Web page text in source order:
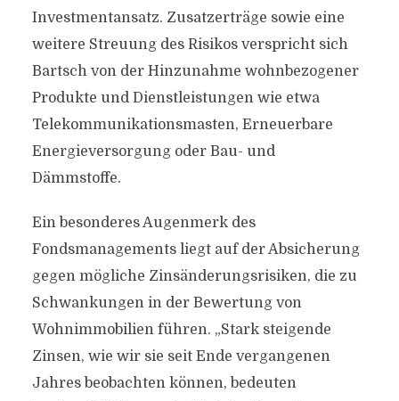
Investmentansatz. Zusatzerträge sowie eine
weitere Streuung des Risikos verspricht sich
Bartsch von der Hinzunahme wohnbezogener
Produkte und Dienstleistungen wie etwa
Telekommunikationsmasten, Erneuerbare
Energieversorgung oder Bau- und
Dämmstoffe.
Ein besonderes Augenmerk des
Fondsmanagements liegt auf der Absicherung
gegen mögliche Zinsänderungsrisiken, die zu
Schwankungen in der Bewertung von
Wohnimmobilien führen. „Stark steigende
Zinsen, wie wir sie seit Ende vergangenen
Jahres beobachten können, bedeuten